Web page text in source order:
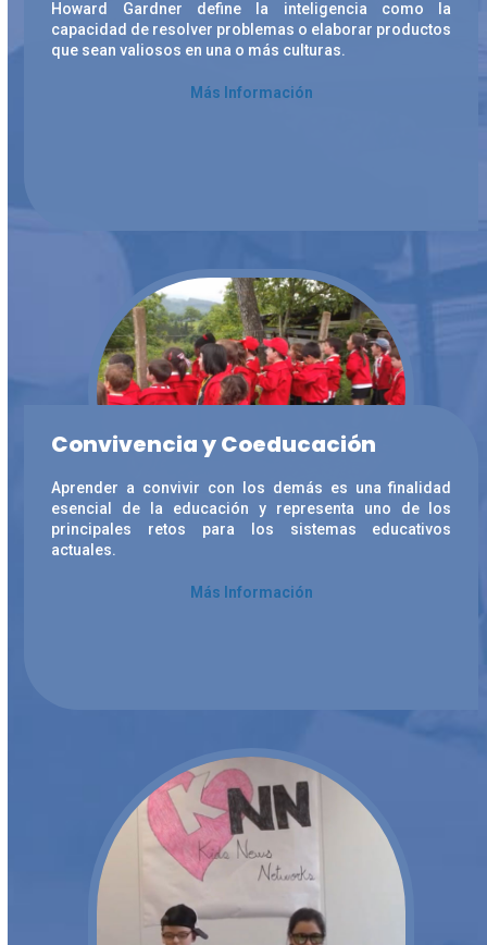
Howard Gardner define la inteligencia como la
capacidad de resolver problemas o elaborar productos
que sean valiosos en una o más culturas.
Más Información
Convivencia y Coeducación
Aprender a convivir con los demás es una finalidad
esencial de la educación y representa uno de los
principales retos para los sistemas educativos
actuales.
Más Información